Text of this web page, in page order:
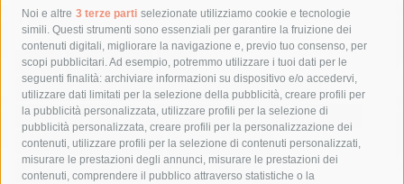
Noi e altre 3 terze parti selezionate utilizziamo cookie e tecnologie
simili. Questi strumenti sono essenziali per garantire la fruizione dei
contenuti digitali, migliorare la navigazione e, previo tuo consenso, per
scopi pubblicitari. Ad esempio, potremmo utilizzare i tuoi dati per le
seguenti finalità: archiviare informazioni su dispositivo e/o accedervi,
utilizzare dati limitati per la selezione della pubblicità, creare profili per
la pubblicità personalizzata, utilizzare profili per la selezione di
pubblicità personalizzata, creare profili per la personalizzazione dei
contenuti, utilizzare profili per la selezione di contenuti personalizzati,
misurare le prestazioni degli annunci, misurare le prestazioni dei
contenuti, comprendere il pubblico attraverso statistiche o la
Tag
acqua allerta meteo
anas
area marina protetta di punta campanella
arresto
Asl Napoli 3 sud
capitaneria di porto capri
carabinieri
castellammare di stabia
circumvesuviana
comune di sorrento
concerto
contagi